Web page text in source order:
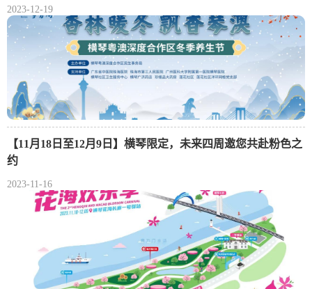
2023-12-19
【11月18日至12月9日】横琴限定，未来四周邀您共赴粉色之
约
2023-11-16